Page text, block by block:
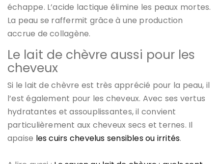
échappe. L’acide lactique élimine les peaux mortes.
La peau se raffermit grâce à une production
accrue de collagène.
Le lait de chèvre aussi pour les
cheveux
Si le lait de chèvre est très apprécié pour la peau, il
l’est également pour les cheveux. Avec ses vertus
hydratantes et assouplissantes, il convient
particulièrement aux cheveux secs et ternes. Il
apaise les cuirs chevelus sensibles ou irrités.